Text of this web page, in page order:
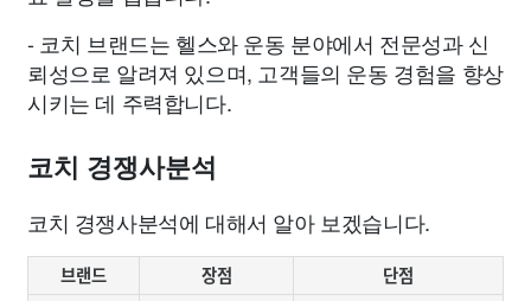
- 코치 브랜드는 헬스와 운동 분야에서 전문성과 신
뢰성으로 알려져 있으며, 고객들의 운동 경험을 향상
시키는 데 주력합니다.
코치 경쟁사분석
코치 경쟁사분석에 대해서 알아 보겠습니다.
브랜드 장점
단점